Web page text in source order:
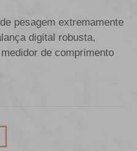
pesagem extremamente
digital robusta,
de comprimento